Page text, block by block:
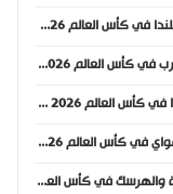
موعد مباراة هايتي واسكتلندا في كأس العالم 2026 والقنوات الناقلة
موعد مباراة البرازيل والمغرب في كأس العالم 2026 والقنوات الناقلة
موعد مباراة قطر وسويسرا في كأس العالم 2026 والقنوات الناقلة
موعد مباراة أمريكا والباراغواي في كأس العالم 2026 والقنوات الناقلة
موعد مباراة كندا والبوسنة والهرسك في كأس العالم 2026 والقنوات الناقلة